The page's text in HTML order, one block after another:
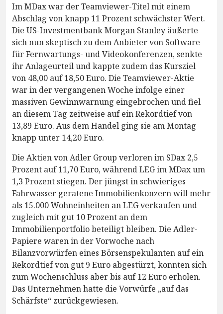
Im MDax war der Teamviewer-Titel mit einem
Abschlag von knapp 11 Prozent schwächster Wert.
Die US-Investmentbank Morgan Stanley äußerte
sich nun skeptisch zu dem Anbieter von Software
für Fernwartungs- und Videokonferenzen, senkte
ihr Anlageurteil und kappte zudem das Kursziel
von 48,00 auf 18,50 Euro. Die Teamviewer-Aktie
war in der vergangenen Woche infolge einer
massiven Gewinnwarnung eingebrochen und fiel
an diesem Tag zeitweise auf ein Rekordtief von
13,89 Euro. Aus dem Handel ging sie am Montag
knapp unter 14,20 Euro.
Die Aktien von Adler Group verloren im SDax 2,5
Prozent auf 11,70 Euro, während LEG im MDax um
1,3 Prozent stiegen. Der jüngst in schwieriges
Fahrwasser geratene Immobilienkonzern will mehr
als 15.000 Wohneinheiten an LEG verkaufen und
zugleich mit gut 10 Prozent an dem
Immobilienportfolio beteiligt bleiben. Die Adler-
Papiere waren in der Vorwoche nach
Bilanzvorwürfen eines Börsenspekulanten auf ein
Rekordtief von gut 9 Euro abgestürzt, konnten sich
zum Wochenschluss aber bis auf 12 Euro erholen.
Das Unternehmen hatte die Vorwürfe „auf das
Schärfste“ zurückgewiesen.